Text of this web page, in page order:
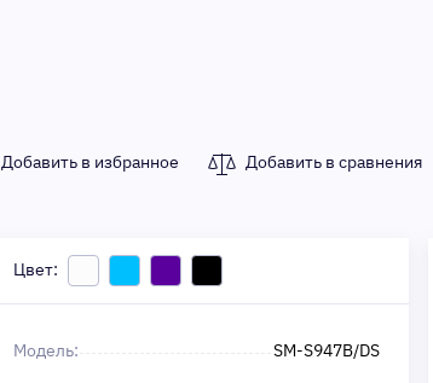
Добавить в избранное Добавить в сравнения
Цвет:
Модель: SM-S947B/DS